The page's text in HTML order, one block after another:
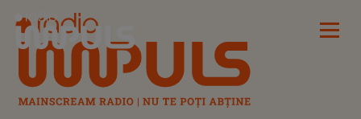
Radio Impuls